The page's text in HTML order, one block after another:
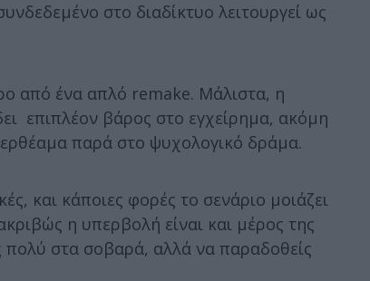
στο διαδίκτυο λειτουργεί ως
από ένα απλό remake. Μάλιστα, η
επιπλέον βάρος στο εγχείρημα, ακόμη
παρά στο ψυχολογικό δράμα.
και κάποιες φορές το σενάριο μοιάζει
η υπερβολή είναι και μέρος της
πολύ στα σοβαρά, αλλά να παραδοθείς